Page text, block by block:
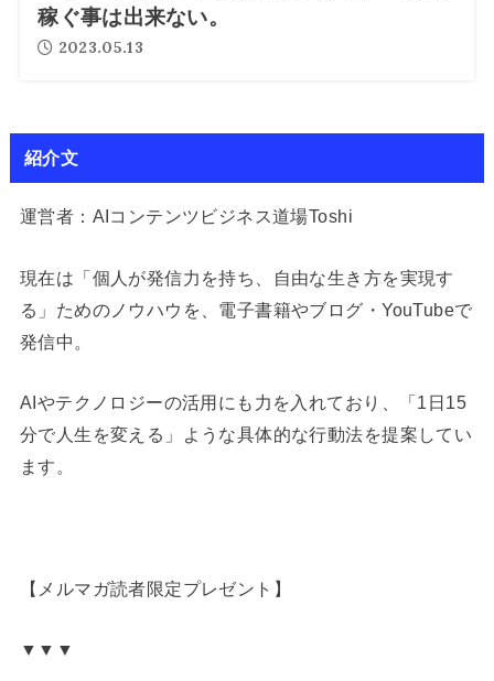
稼ぐ事は出来ない。
2023.05.13
紹介文
運営者：AIコンテンツビジネス道場Toshi
現在は「個人が発信力を持ち、自由な生き方を実現す
る」ためのノウハウを、電子書籍やブログ・YouTubeで
発信中。
AIやテクノロジーの活用にも力を入れており、「1日15
分で人生を変える」ような具体的な行動法を提案してい
ます。
【メルマガ読者限定プレゼント】
▼▼▼